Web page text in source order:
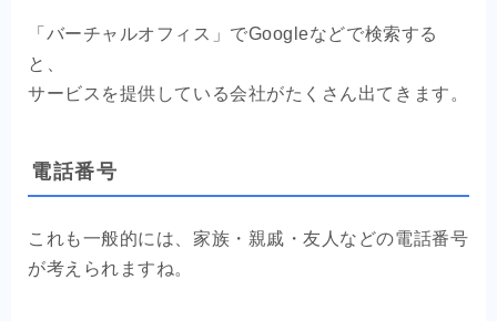
「バーチャルオフィス」でGoogleなどで検索する
と、
サービスを提供している会社がたくさん出てきます。
電話番号
これも一般的には、家族・親戚・友人などの電話番号
が考えられますね。